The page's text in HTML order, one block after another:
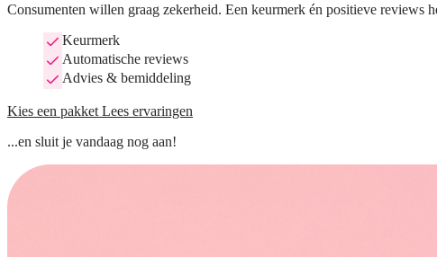
Consumenten willen graag zekerheid. Een keurmerk én positieve
Keurmerk
Automatische reviews
Advies & bemiddeling
Kies een pakket Lees ervaringen
...en sluit je vandaag nog aan!